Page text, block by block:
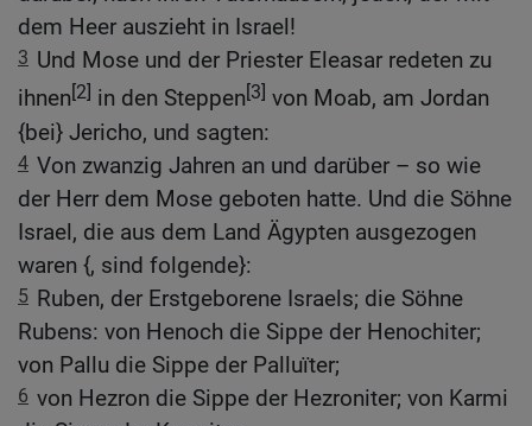
dem Heer auszieht in Israel!
3 Und Mose und der Priester Eleasar redeten zu
ihnen[2] in den Steppen[3] von Moab, am Jordan
{bei} Jericho, und sagten:
4 Von zwanzig Jahren an und darüber – so wie
der Herr dem Mose geboten hatte. Und die Söhne
Israel, die aus dem Land Ägypten ausgezogen
waren {, sind folgende}:
5 Ruben, der Erstgeborene Israels; die Söhne
Rubens: von Henoch die Sippe der Henochiter;
von Pallu die Sippe der Palluïter;
6 von Hezron die Sippe der Hezroniter; von Karmi